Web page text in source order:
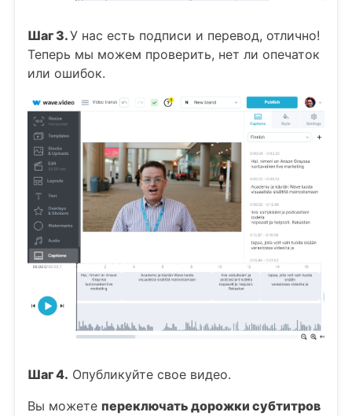
Шаг 3.У нас есть подписи и перевод, отлично!
Теперь мы можем проверить, нет ли опечаток
или ошибок.
Шаг 4. Опубликуйте свое видео.
Вы можете переключать дорожки субтитров